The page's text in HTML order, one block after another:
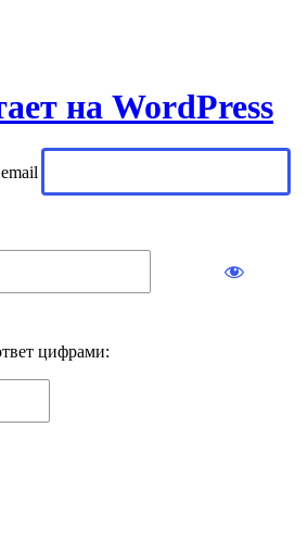
на WordPress
цифрами: